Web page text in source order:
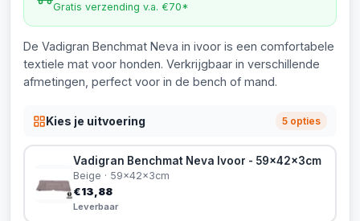
Gratis verzending v.a. €70*
De Vadigran Benchmat Neva in ivoor is een comfortabele
textiele mat voor honden. Verkrijgbaar in verschillende
afmetingen, perfect voor in de bench of mand.
Kies je uitvoering 5 opties
Vadigran Benchmat Neva Ivoor - 59x42x3cm
Beige · 59x42x3cm
€13,88
Leverbaar